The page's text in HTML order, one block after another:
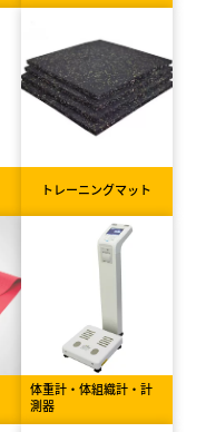
トレーニングマット
体重計・体組織計・計
測器